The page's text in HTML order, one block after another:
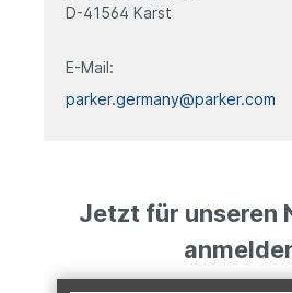
D-41564 Karst
E-Mail:
parker.germany@parker.com
Jetzt für unseren